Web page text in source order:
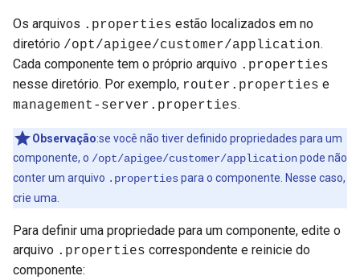
Os arquivos .properties estão localizados em no
diretório /opt/apigee/customer/application.
Cada componente tem o próprio arquivo .properties
nesse diretório. Por exemplo, router.properties e
management-server.properties.
Observação:se você não tiver definido propriedades para um
componente, o /opt/apigee/customer/applicationpode não
conter um arquivo .propertiespara o componente. Nesse caso,
crie uma.
Para definir uma propriedade para um componente, edite o
arquivo .properties correspondente e reinicie do
componente: